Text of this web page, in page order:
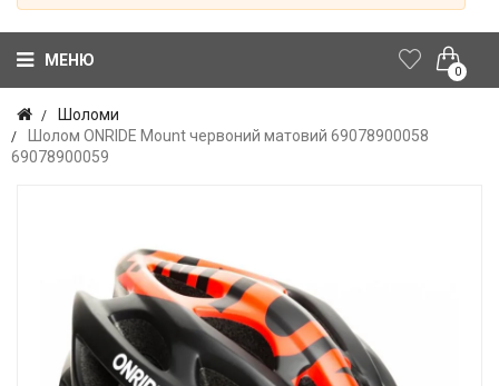
0
МЕНЮ
Шоломи
Шолом ONRIDE Mount червоний матовий 69078900058
69078900059